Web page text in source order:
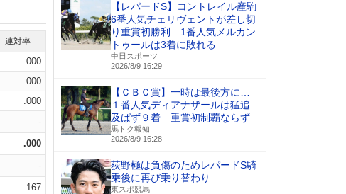
連対率
.000
.000
.000
-
.000
-
.167
【レパードS】コントレイル産駒
6番人気チェリヴェントが差し切
り重賞初勝利 1番人気メルカン
トゥールは3着に敗れる
中日スポーツ
2026/8/9 16:29
【ＣＢＣ賞】一時は最後方に…
１番人気ディアナザールは猛追
及ばず９着 重賞初制覇ならず
馬トク報知
2026/8/9 16:28
荻野極は負傷のためレパードS騎
乗後に再び乗り替わり
東スポ競馬